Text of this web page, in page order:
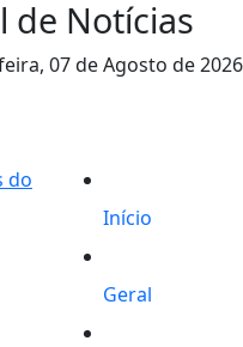
de Notícias
07 de Agosto de 2026
Início
Geral